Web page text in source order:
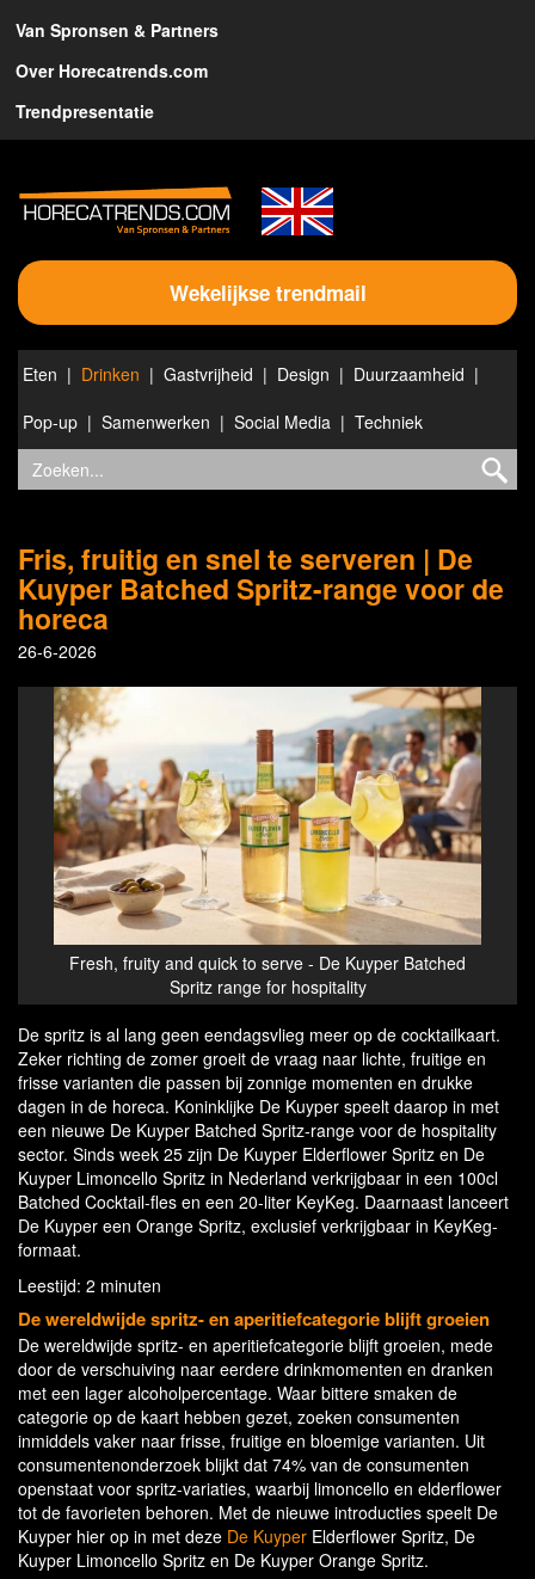
Van Spronsen & Partners
Over Horecatrends.com
Trendpresentatie
Wekelijkse trendmail
Eten Drinken Gastvrijheid Design
Duurzaamheid
Pop-up
Samenwerken Social Media Techniek
Fris, fruitig en snel te serveren | De
Kuyper Batched Spritz-range voor de
horeca
26-6-2026
Fresh, fruity and quick to serve - De Kuyper Batched
Spritz range for hospitality
De spritz is al lang geen eendagsvlieg meer op de cocktailkaart.
Zeker richting de zomer groeit de vraag naar lichte, fruitige en
frisse varianten die passen bij zonnige momenten en drukke
dagen in de horeca. Koninklijke De Kuyper speelt daarop in met
een nieuwe De Kuyper Batched Spritz-range voor de hospitality
sector. Sinds week 25 zijn De Kuyper Elderflower Spritz en De
Kuyper Limoncello Spritz in Nederland verkrijgbaar in een 100cl
Batched Cocktail-fles en een 20-liter KeyKeg. Daarnaast lanceert
De Kuyper een Orange Spritz, exclusief verkrijgbaar in KeyKeg-
formaat.
Leestijd: 2 minuten
De wereldwijde spritz- en aperitiefcategorie blijft groeien
De wereldwijde spritz- en aperitiefcategorie blijft groeien, mede
door de verschuiving naar eerdere drinkmomenten en dranken
met een lager alcoholpercentage. Waar bittere smaken de
categorie op de kaart hebben gezet, zoeken consumenten
inmiddels vaker naar frisse, fruitige en bloemige varianten. Uit
consumentenonderzoek blijkt dat 74% van de consumenten
openstaat voor spritz-variaties, waarbij limoncello en elderflower
tot de favorieten behoren. Met de nieuwe introducties speelt De
Kuyper hier op in met deze De Kuyper Elderflower Spritz, De
Kuyper Limoncello Spritz en De Kuyper Orange Spritz.